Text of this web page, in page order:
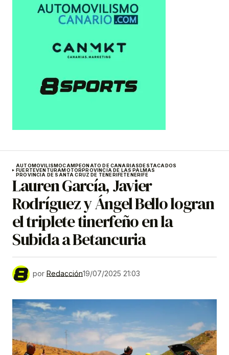
AUTOMOVILISMOCAMPEONATO DE CANARIASDESTACADOS
FUERTEVENTURAMOTORPROVINCIA DE LAS PALMAS
PROVINCIA DE SANTA CRUZ DE TENERIFETENERIFE
Lauren García, Javier
Rodríguez y Ángel Bello logran
el triplete tinerfeño en la
Subida a Betancuria
por Redacción19/07/2025 21:03